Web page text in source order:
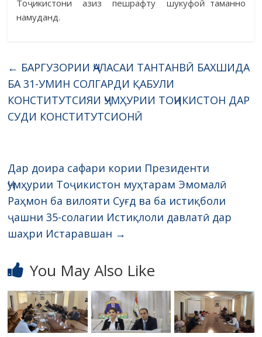
Тоҷикистони азиз пешрафту шукуфоӣ таманно
намуданд.
← БАРГУЗОРИИ ҶАЛАСАИ ТАНТАНВӢ БАХШИДА
БА 31-УМИН СОЛГАРДИ ҚАБУЛИ
КОНСТИТУТСИЯИ ҶУМҲУРИИ ТОҶИКИСТОН ДАР
СУДИ КОНСТИТУТСИОНӢ
Дар доира сафари кории Президенти
Ҷумҳурии Тоҷикистон муҳтарам Эмомалӣ
Раҳмон ба вилояти Суғд ва ба истиқболи
ҷашни 35-солагии Истиқлоли давлатӣ дар
шаҳри Истаравшан →
You May Also Like